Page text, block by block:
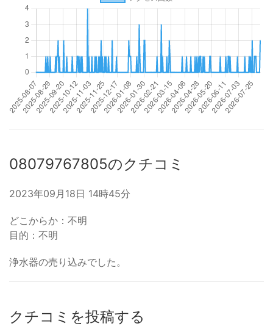
08079767805のクチコミ
2023年09月18日 14時45分
どこからか：不明
目的：不明
浄水器の売り込みでした。
クチコミを投稿する